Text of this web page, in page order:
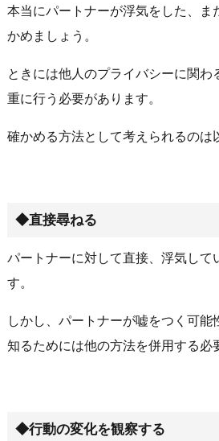
本当にパートナーが浮気をした、ま
かめましょう。
ときには他人のプライバシーに関わ
重に行う必要があります。
確かめる方法として考えられるのは
◆直接尋ねる
パートナーに対して直接、浮気して
す。
しかし、パートナーが嘘をつく可能
知るためには他の方法を併用する必
◆行動の変化を観察する